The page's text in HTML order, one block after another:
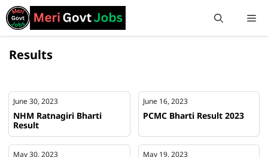
Results
June 30, 2023
NHM Ratnagiri Bharti
Result
June 16, 2023
PCMC Bharti Result 2023
May 30, 2023 May 19, 2023